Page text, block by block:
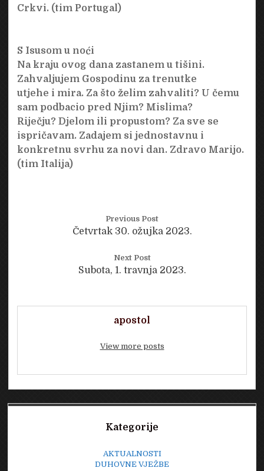
Crkvi. (tim Portugal)
S Isusom u noći
Na kraju ovog dana zastanem u tišini.
Zahvaljujem Gospodinu za trenutke
utjehe i mira. Za što želim zahvaliti? U čemu
sam podbacio pred Njim? Mislima?
Riječju? Djelom ili propustom? Za sve se
ispričavam. Zadajem si jednostavnu i
konkretnu svrhu za novi dan. Zdravo Marijo.
(tim Italija)
Previous Post
Četvrtak 30. ožujka 2023.
Next Post
Subota, 1. travnja 2023.
apostol
View more posts
Kategorije
AKTUALNOSTI
DUHOVNE VJEŽBE